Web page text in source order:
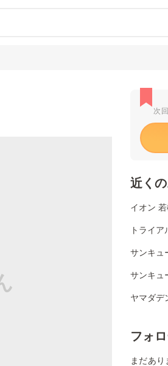
次
近く
イオン
トライ
サンキュ
サンキュ
ヤマダデ
フォ
まだあり